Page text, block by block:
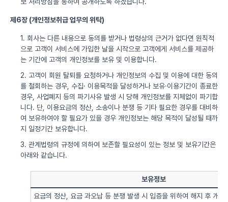
제6장 (개인정보취급 업무의 위탁)
1. 회사는 다른 내용으로 동의를 받거나 법령상의 근거가 없다면 원칙적
으로 고객이 서비스에 가입한 날을 시작으로 고객에게 서비스를 제공하
는 기간에 고객의 개인정보를 보유 및 이용합니다.
2. 고객이 회원 탈퇴를 요청하거나 개인정보의 수집 및 이용에 대한 동의
를 철회하는 경우, 수집· 이용목적을 달성하거나 보유·이용기간이 종료한
경우, 사업폐지 등의 파기사유 발생 시 당해 개인정보를 지체없이 파기합
니다. 단, 이용요금의 정산, 소송이나 분쟁 등 기타 필요한 경우를 대비하
여 보유하여야 할 필요가 있을 경우 개인정보는 해당 목적이 달성될 때까
지 일정기간 보유합니다.
3. 관계법령의 규정에 의하여 보존할 필요성이 있는 정보 및 보유기간은
아래와 같습니다.
보유정보
요금의 정산, 요금 과오납 등 분쟁 발생 시 입증을 위하여 해지 후 개인